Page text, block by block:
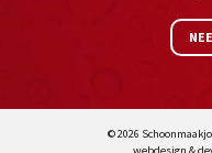
© 2026
webdesign &